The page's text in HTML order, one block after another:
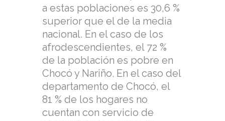
a estas poblaciones es 30,6 %
superior que el de la media
nacional. En el caso de los
afrodescendientes, el 72 %
de la población es pobre en
Chocó y Nariño. En el caso del
departamento de Chocó, el
81 % de los hogares no
cuentan con servicio de